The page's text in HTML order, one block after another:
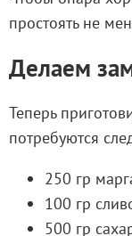
простоять не
Делаем
Теперь
потребуются
250 гр
100 гр
500 гр